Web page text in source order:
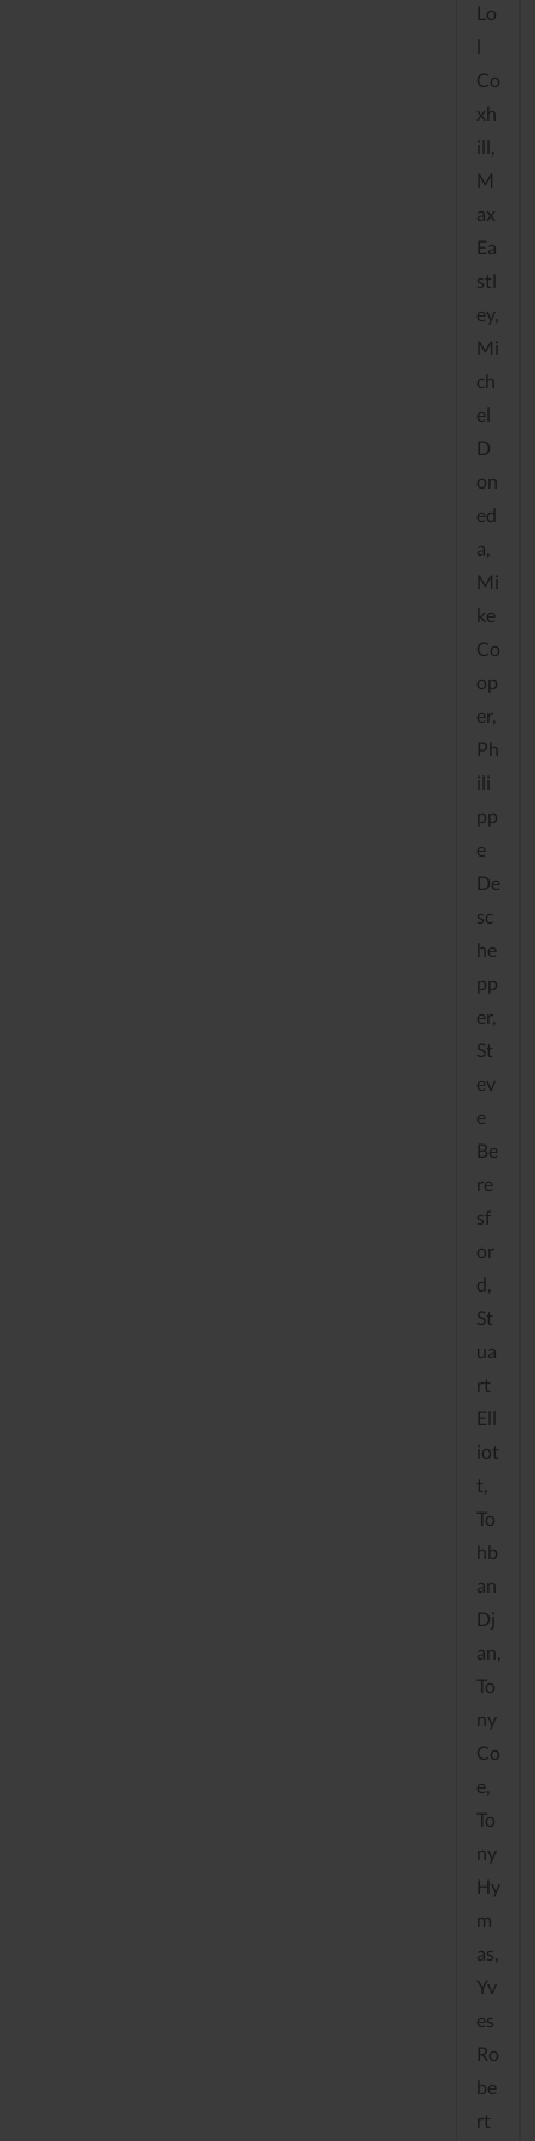
Lo
l
Co
xh
ill,
M
ax
Ea
stl
ey,
Mi
ch
el
D
on
ed
a,
Mi
ke
Co
op
er,
Ph
ili
pp
e
De
sc
he
pp
er,
St
ev
e
Be
re
sf
or
d,
St
ua
rt
Ell
iot
t,
To
hb
an
Dj
an,
To
ny
Co
e,
To
ny
Hy
m
as,
Yv
es
Ro
be
rt